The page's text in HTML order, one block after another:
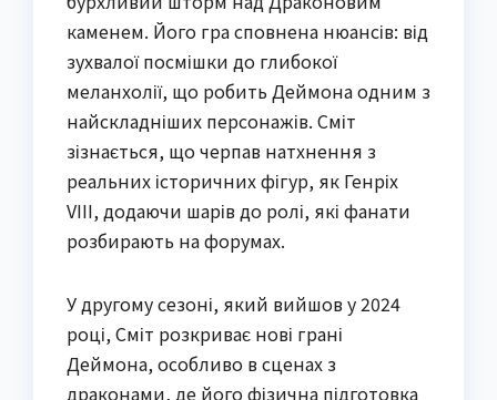
каменем. Його гра сповнена нюансів: від
зухвалої посмішки до глибокої
меланхолії, що робить Деймона одним з
найскладніших персонажів. Сміт
зізнається, що черпав натхнення з
реальних історичних фігур, як Генріх
VIII, додаючи шарів до ролі, які фанати
розбирають на форумах.
У другому сезоні, який вийшов у 2024
році, Сміт розкриває нові грані
Деймона, особливо в сценах з
драконами, де його фізична підготовка